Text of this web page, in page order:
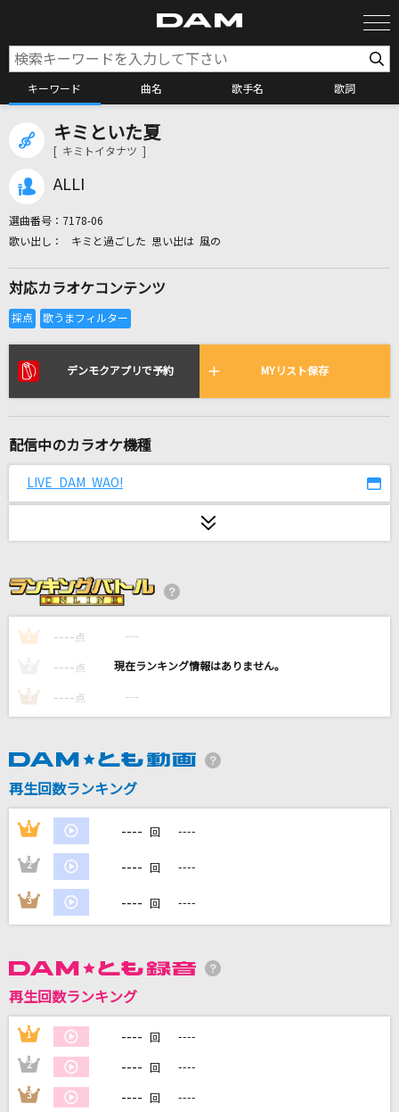
キーワード 曲名 歌手名 歌詞
カラオケ検索
リアルタイムで歌われている曲の一覧
セカンド・キス
[生音]ONE NIGHT GIGOLO
Jam
YUI
go!go!vanillas
小沢健二
Natural
倉木麻衣
HEY YOU
MIQ(MIO)
安室奈美恵
プリキュア5、フル・スロットル GO GO!
工藤真由
キミといた夏
[ キミトイタナツ ]
ALLI
選曲番号： 7178-06
キミと過ごした 思い出は 風の
対応カラオケコンテンツ
デンモクアプリで予約 MYリスト保存
配信中のカラオケ機種
LIVE DAM WAO!
1 ---- 点 ----
---- 点 ----
3 ---- 点 ----
再生回数ランキング
1 ---- 回 ----
2 ---- 回 ----
3 ---- 回 ----
再生回数ランキング
1 ---- 回 ----
2 ---- 回 ----
3 ---- 回 ----